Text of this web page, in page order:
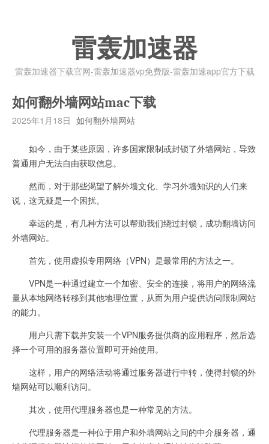
雷轰加速器
雷轰加速器下载官网-雷轰加速器vp免费版-雷轰加速app官方下载
如何翻外墙网站mac下载
2025年1月18日 如何翻外墙网站
如今，由于某些原因，许多国家限制或封锁了外墙网站，导致
普通用户无法自由获取信息。
然而，对于那些渴望了解外墙文化、学习外墙知识的人们来
说，这无疑是一个困扰。
幸运的是，有几种方法可以帮助我们绕过封锁，成功翻墙访问
外墙网站。
首先，使用虚拟专用网络（VPN）是最常用的方法之一。
VPN是一种通过建立一个加密、安全的连接，将用户的网络流
量从本地网络转移到其他地理位置，从而为用户提供访问限制网站
的能力。
用户只需下载并安装一个VPN服务提供商的应用程序，然后选
择一个可用的服务器位置即可开始使用。
这样，用户的网络活动将通过服务器进行中转，使得封锁的外
墙网站可以顺利访问。
其次，使用代理服务器也是一种常见的方法。
代理服务器是一种位于用户和外墙网站之间的中介服务器，通